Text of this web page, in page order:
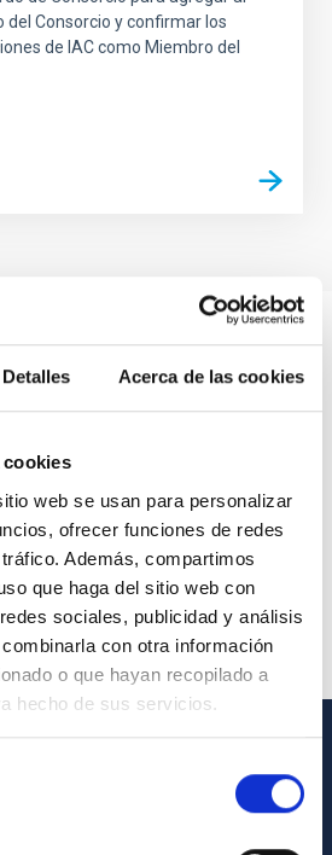
Detalles Acerca de las cookies
cookies
web se usan para personalizar
ofrecer funciones de redes
Además, compartimos
que haga del sitio web con
sociales, publicidad y análisis
con otra información
o que hayan recopilado a
hecho de sus servicios.
del Consorcio y confirmar los
de IAC como Miembro del